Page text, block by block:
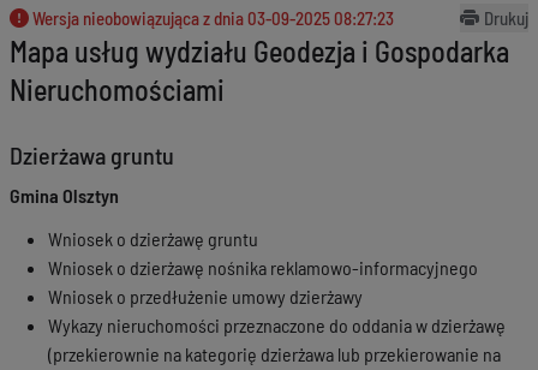
Wersja nieobowiązująca z dnia 03-09-2025 08:27:23 Drukuj
Mapa usług wydziału Geodezja i Gospodarka
Nieruchomościami
Dzierżawa gruntu
Gmina Olsztyn
Wniosek o dzierżawę gruntu
Wniosek o dzierżawę nośnika reklamowo-informacyjnego
Wniosek o przedłużenie umowy dzierżawy
Wykazy nieruchomości przeznaczone do oddania w dzierżawę
(przekierownie na kategorię dzierżawa lub przekierowanie na